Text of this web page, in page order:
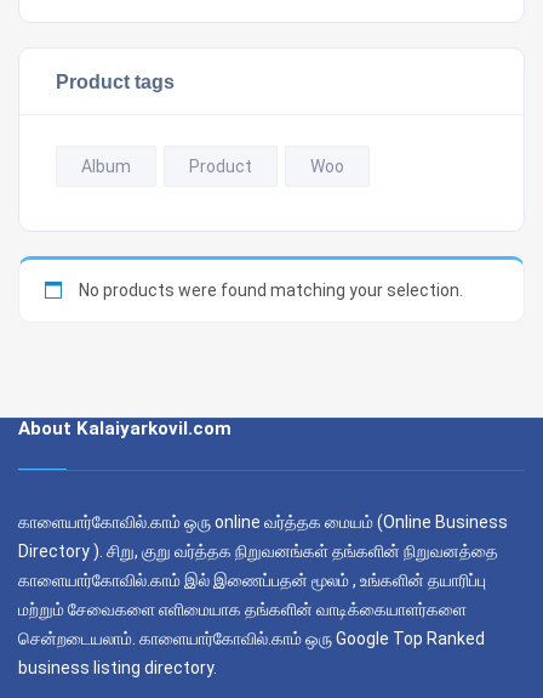
₹3.00.₹2.00.
Product tags
Album Product Woo
No products were found matching your selection.
About Kalaiyarkovil.com
காளையார்கோவில்.காம் ஒரு online வர்த்தக மையம் (Online Business
Directory ). சிறு, குறு வர்த்தக நிறுவனங்கள் தங்களின் நிறுவனத்தை
காளையார்கோவில்.காம் இல் இணைப்பதன் மூலம் , உங்களின் தயாரிப்பு
மற்றும் சேவைகளை எளிமையாக தங்களின் வாடிக்கையாளர்களை
சென்றடையலாம். காளையார்கோவில்.காம் ஒரு Google Top Ranked
business listing directory.